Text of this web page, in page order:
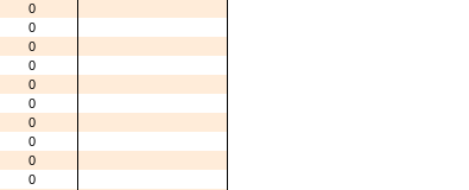
0
0
0
0
0
0
0
0
0
0